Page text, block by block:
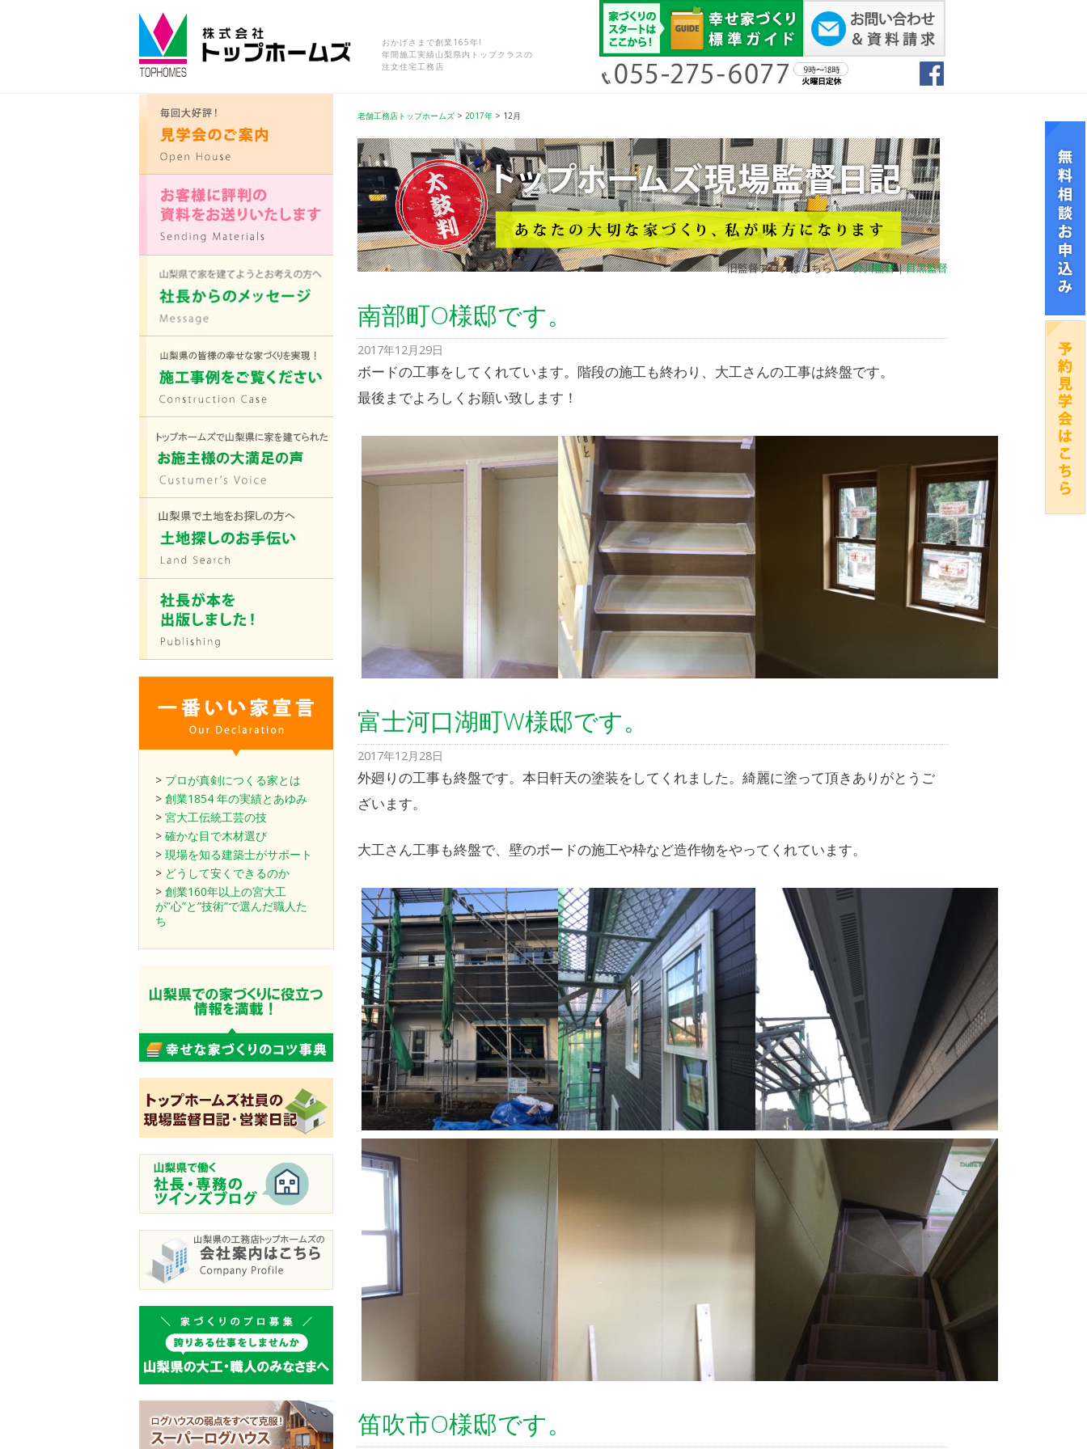
おかげさまで創業165年!
年間施工実績山梨県内トップクラスの
注文住宅工務店
老舗工務店トップホームズ > 2017年 > 12月
旧監督ブログはこちら→外川監督｜目黒監督
南部町O様邸です。
2017年12月29日
ボードの工事をしてくれています。階段の施工も終わり、大工さんの工事は終盤です。
最後までよろしくお願い致します！
富士河口湖町W様邸です。
2017年12月28日
外廻りの工事も終盤です。本日軒天の塗装をしてくれました。綺麗に塗って頂きありがとうご
ざいます。
大工さん工事も終盤で、壁のボードの施工や枠など造作物をやってくれています。
笛吹市O様邸です。
> プロが真剣につくる家とは
> 創業1854 年の実績とあゆみ
> 宮大工伝統工芸の技
> 確かな目で木材選び
> 現場を知る建築士がサポート
> どうして安くできるのか
> 創業160年以上の宮大工
が”心”と”技術”で選んだ職人た
ち